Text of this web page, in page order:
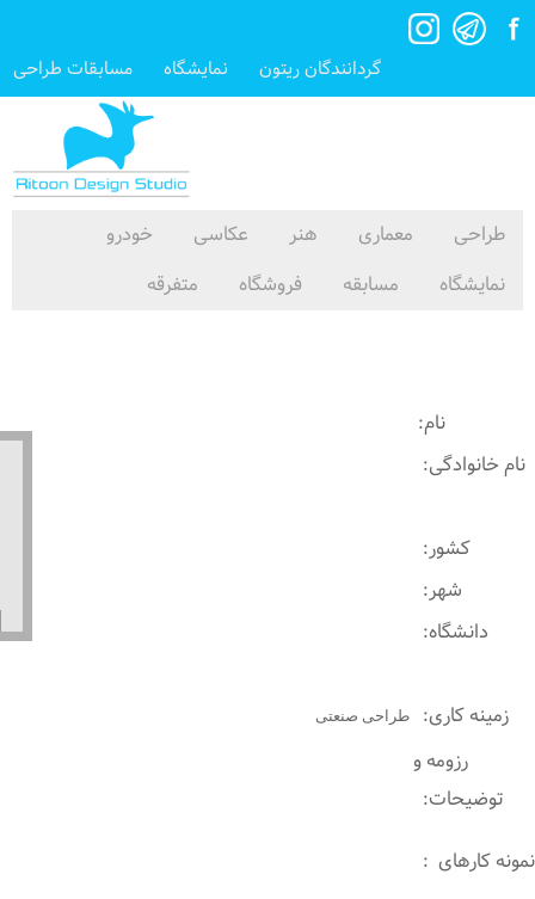
گردانندگان ریتون نمایشگاه مسابقات طراحی
طراحی معماری هنر عکاسی
خودرو
نمایشگاه
مسابقه فروشگاه متفرقه
نام:
نام خانوادگی:
کشور:
شهر:
دانشگاه:
زمینه کاری: طراحی صنعتی
رزومه و
توضیحات:
نمونه کارهای :